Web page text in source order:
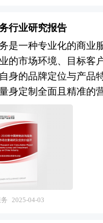
点。
竞争激烈，但随着国
和绿色发展目标的推
长。特别是在“双碳”
行业将迎来更多的创
济社会发展将历经两
纪中叶把我国建成富
义现代化强国。作为
，“十四五”规划将开
征程。“十四五”规划
划，是未来30年中国
届五中全会上，不同
力，各国将继续探索
团队的核心研究成果
济行业全景调研与市
全球产业变革浪潮，
域发展评估框架。本
，融合项目可行性研
海企业、投资机构及
的战略地图。 报告突
“技术迭代-政策协同-
点解剖三大核心命题
何重构全球价值链分
下企业合规运营的弹
行业研究报告
是一种专业化的商业
的市场环境、目标客
身的品牌定位与产品
身定制全面且精准的
了市场调研、品牌策
户关系管理等多个领
、扩大市场份额、增
资回报率，从而在激
现可持续的业务增长
和消费者需求的不断
销策略的需求愈发迫
2025-04-03